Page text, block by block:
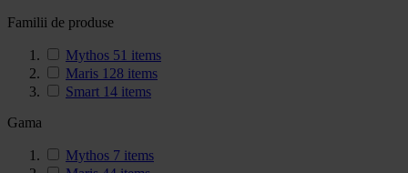
Familii de produse
Mythos 51 items
Maris 128 items
Smart 14 items
Gama
Mythos 7 items